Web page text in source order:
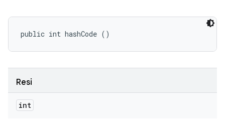
public int hashCode ()
Resi
int